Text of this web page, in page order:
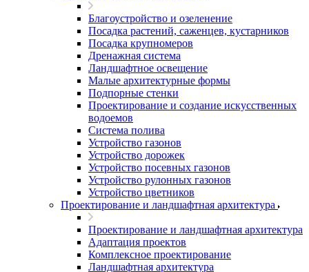
Благоустройство и озеленение
Посадка растений, саженцев, кустарников
Посадка крупномеров
Дренажная система
Ландшафтное освещение
Малые архитектурные формы
Подпорные стенки
Проектирование и создание искусственных
водоемов
Система полива
Устройство газонов
Устройство дорожек
Устройство посевных газонов
Устройство рулонных газонов
Устройство цветников
Проектирование и ландшафтная архитектура
Проектирование и ландшафтная архитектура
Адаптация проектов
Комплексное проектирование
Ландшафтная архитектура